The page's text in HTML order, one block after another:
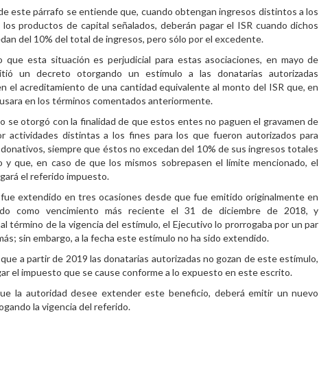
este párrafo se entiende que, cuando obtengan ingresos distintos a los
productos de capital señalados, deberán pagar el ISR cuando dichos
del 10% del total de ingresos, pero sólo por el excedente.
que esta situación es perjudicial para estas asociaciones, en mayo de
un decreto otorgando un estímulo a las donatarias autorizadas
el acreditamiento de una cantidad equivalente al monto del ISR que, en
en los términos comentados anteriormente.
se otorgó con la finalidad de que estos entes no paguen el gravamen de
actividades distintas a los fines para los que fueron autorizados para
siempre que éstos no excedan del 10% de sus ingresos totales
y que, en caso de que los mismos sobrepasen el límite mencionado, el
el referido impuesto.
extendido en tres ocasiones desde que fue emitido originalmente en
como vencimiento más reciente el 31 de diciembre de 2018, y
término de la vigencia del estímulo, el Ejecutivo lo prorrogaba por un par
sin embargo, a la fecha este estímulo no ha sido extendido.
a partir de 2019 las donatarias autorizadas no gozan de este estímulo,
el impuesto que se cause conforme a lo expuesto en este escrito.
la autoridad desee extender este beneficio, deberá emitir un nuevo
la vigencia del referido.